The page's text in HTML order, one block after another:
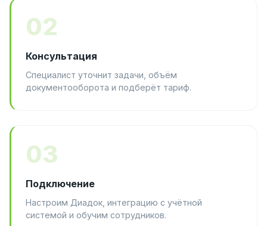
02
Консультация
Специалист уточнит задачи, объём
документооборота и подберёт тариф.
03
Подключение
Настроим Диадок, интеграцию с учётной
системой и обучим сотрудников.